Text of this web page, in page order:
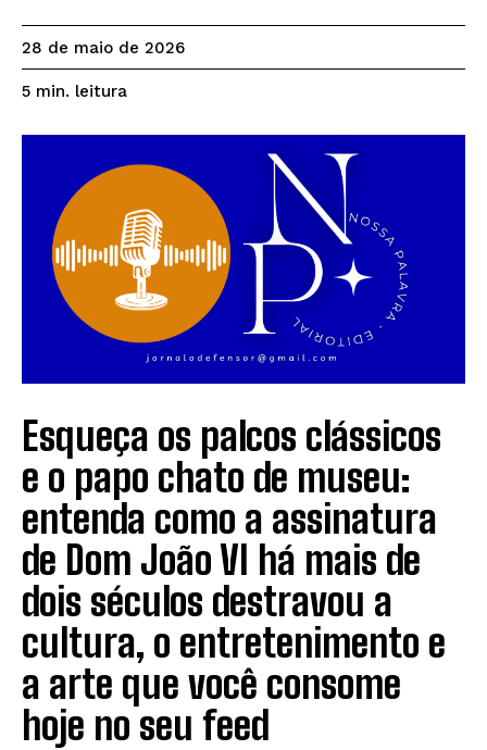
28 de maio de 2026
5 min. leitura
Esqueça os palcos clássicos
e o papo chato de museu:
entenda como a assinatura
de Dom João VI há mais de
dois séculos destravou a
cultura, o entretenimento e
a arte que você consome
hoje no seu feed